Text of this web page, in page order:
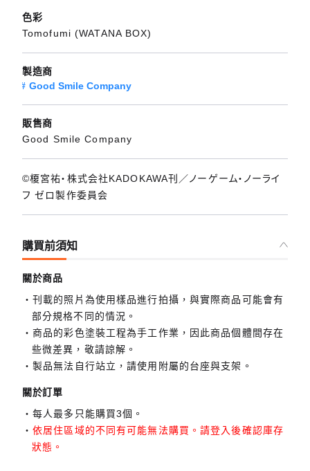
色彩
Tomofumi (WATANA BOX)
製造商
Good Smile Company
販售商
Good Smile Company
©榎宮祐・株式会社KADOKAWA刊／ノーゲーム・ノーライ
フ ゼロ製作委員会
購買前須知
關於商品
刊載的照片為使用樣品進行拍攝，與實際商品可能會有
部分規格不同的情況。
商品的彩色塗裝工程為手工作業，因此商品個體間存在
些微差異，敬請諒解。
製品無法自行站立，請使用附屬的台座與支架。
關於訂單
每人最多只能購買3個。
依居住區域的不同有可能無法購買。請登入後確認庫存
狀態。